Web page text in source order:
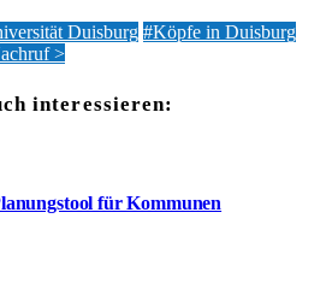
Duisburg #Köpfe in Duisburg
>
interessieren:
für Kommunen